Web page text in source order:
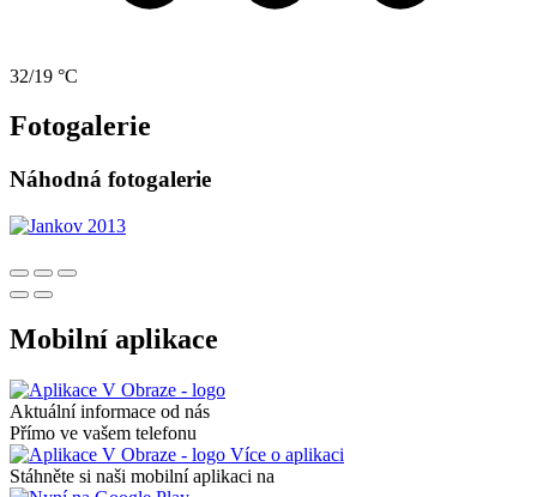
32/19 °C
Fotogalerie
Náhodná fotogalerie
Mobilní aplikace
Aktuální informace od nás
Přímo ve vašem telefonu
Více o aplikaci
Stáhněte si naši mobilní aplikaci na